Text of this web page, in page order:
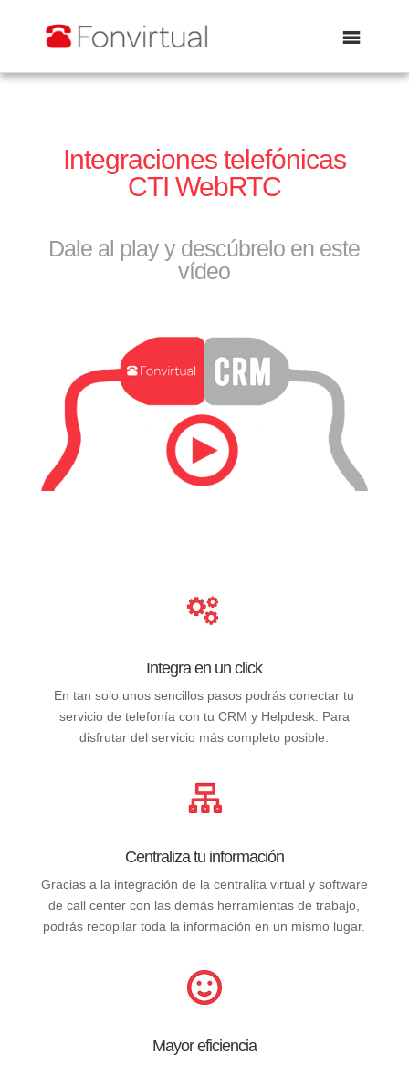
Abrir
Integraciones telefónicas
CTI WebRTC
Dale al play y descúbrelo en este
vídeo
Integra en un click
En tan solo unos sencillos pasos podrás conectar tu
servicio de telefonía con tu CRM y Helpdesk. Para
disfrutar del servicio más completo posible.
Centraliza tu información
Gracias a la integración de la centralita virtual y software
de call center con las demás herramientas de trabajo,
podrás recopilar toda la información en un mismo lugar.
Mayor eficiencia